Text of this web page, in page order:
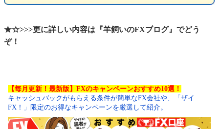
★☆>>>更に詳しい内容は『羊飼いのFXブログ』でどう
ぞ！
【毎月更新！最新版】FXのキャンペーンおすすめ10選！
キャッシュバックがもらえる条件が簡単なFX会社や、「ザイ
FX！」限定のお得なキャンペーンを厳選して紹介。